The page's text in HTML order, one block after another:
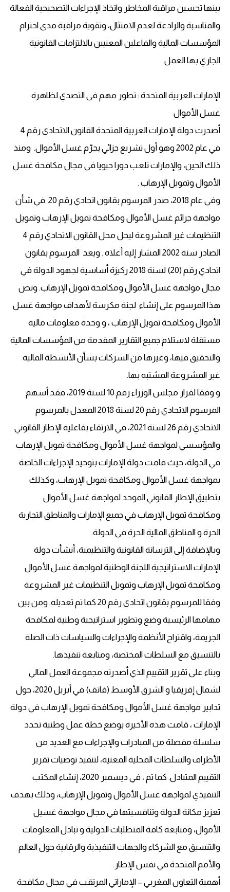
بينها تحسين مراقبة المخاطر واتخاذ الإجراءات التصحيحية الفعالة
والمناسبة والرادعة لعدم الامتثال، وتقوية مراقبة مدى احترام
المؤسسات المالية والفاعلين المعنيين بالالتزامات القانونية
الجاري بها العمل .
الإمارات العربية المتحدة : تطور مهم في التصدي لظاهرة
غسل الأموال
أصدرت دولة الإمارات العربية المتحدة القانون الاتحادي رقم 4
في عام 2002 وهو أول تشريع جزائي يجرّم غسل الأموال. ومنذ
ذلك الحين، والإمارات تلعب دورا حيويا في مجال مكافحة غسل
الأموال وتمويل الإرهاب .
وفي عام 2018، صدر المرسوم بقانون اتحادي رقم 20 في شأن
مواجهة جرائم غسل الأموال ومكافحة تمويل الإرهاب وتمويل
التنظيمات غير المشروعة ليحل محل القانون الاتحادي رقم 4
الصادر سنة 2002 المشار إليه أعلاه . ويعد المرسوم بقانون
اتحادي رقم (20) لسنة 2018 ركيزة أساسية لجهود الدولة في
مجال مواجهة غسل الأموال ومكافحة تمويل الإرهاب. ونص
هذا المرسوم على إنشاء لجنة مكرسة لأهداف مواجهة غسل
الأموال ومكافحة تمويل الإرهاب ، و وحدة معلومات مالية
مستقلة لاستلام جميع التقارير المقدمة من المؤسسات المالية
والتحقيق فيها، وغيرها من الشركات بشأن الأنشطة المالية
غير المشروعة المشتبه بها.
و وفقا لقرار مجلس الوزراء رقم 10 لسنة 2019، فقد أسهم
المرسوم الاتحادي رقم 20 لسنة 2018 المعدل بالمرسوم
الاتحادي رقم 26 لسنة 2021، في الارتقاء بفاعلية الإطار القانوني
والمؤسسي لمواجهة غسل الأموال ومكافحة تمويل الإرهاب
في الدولة، حيث قامت دولة الإمارات بتوحيد الإجراءات الخاصة
بمواجهة غسل الأموال ومكافحة تمويل الإرهاب، وكذلك
بتطبيق الإطار القانوني الموحد لمواجهة غسل الأموال
ومكافحة تمويل الإرهاب في جميع الإمارات والمناطق التجارية
الحرة و المناطق المالية الحرة في الدولة.
وبالإضافة إلى الترسانة القانونية والتنظيمية، أنشأت دولة
الإمارات الاستراتيجية اللجنة الوطنية لمواجهة غسل الأموال
ومكافحة تمويل الإرهاب وتمويل التنظيمات غير المشروعة
وفقا للمرسوم بقانون اتحادي رقم 20 كما تم تعديله. ومن بين
مهامها الرئيسية وضع وتطوير استراتيجية وطنية لمكافحة
الجريمة، واقتراح الأنظمة والإجراءات والسياسات ذات الصلة
بالتنسيق مع السلطات المختصة، ومتابعة تنفيذها.
وبناء على تقرير التقييم الذي أصدرته مجموعة العمل المالي
لشمال إفريقيا و الشرق الأوسط (فاتف) في أبريل 2020، حول
تدابير مواجهة غسل الأموال ومكافحة تمويل الإرهاب في دولة
الإمارات ، قامت هذه الأخيرة بوضع خطة عمل وطنية تحدد
سلسلة مفصلة من المبادرات والإجراءات مع العديد من
الأطراف والسلطات المحلية المعنية، لتنفيذ توصيات تقرير
التقييم المتبادل. كما تم ، في ديسمبر 2020، إنشاء المكتب
التنفيذي لمواجهة غسل الأموال وتمويل الإرهاب، وذلك بهدف
تعزيز مكانة الدولة وتنافسيتها في مجال مواجهة غسيل
الأموال، ومتابعة كافة المتطلبات الدولية و تبادل المعلومات
والتنسيق مع الشركاء والجهات التنفيذية والرقابية حول العالم
والأمم المتحدة في نفس الإطار.
أهمية التعاون المغربي – الإماراتي المرتقب في مجال مكافحة